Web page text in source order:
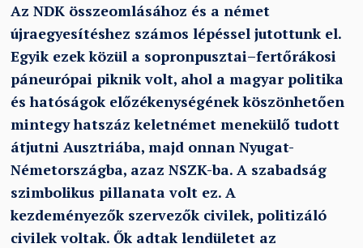
Az NDK összeomlásához és a német
újraegyesítéshez számos lépéssel jutottunk el.
Egyik ezek közül a sopronpusztai–fertőrákosi
páneurópai piknik volt, ahol a magyar politika
és hatóságok előzékenységének köszönhetően
mintegy hatszáz keletnémet menekülő tudott
átjutni Ausztriába, majd onnan Nyugat-
Németországba, azaz NSZK-ba. A szabadság
szimbolikus pillanata volt ez. A
kezdeményezők szervezők civilek, politizáló
civilek voltak. Ők adtak lendületet az